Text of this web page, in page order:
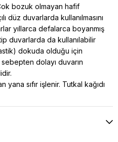
bozuk olmayan hafif
düz duvarlarda kullanılmasını
yıllarca defalarca boyanmış
duvarlarda da kullanılabilir
dokuda olduğu için
dolayı duvarın
yana sıfır işlenir. Tutkal kağıdı